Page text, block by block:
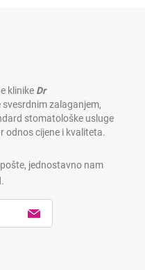
klinike Dr
zalaganjem,
stomatološke usluge
odnos cijene i kvaliteta.
jednostavno nam